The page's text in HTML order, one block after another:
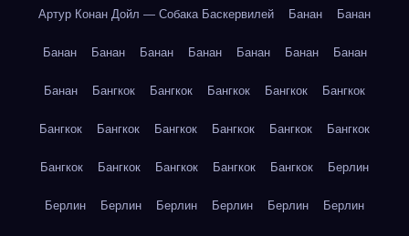
Артур Конан Дойл — Собака Баскервилей Банан Банан
Банан Банан Банан Банан Банан Банан Банан
Банан Бангкок Бангкок Бангкок Бангкок Бангкок
Бангкок Бангкок Бангкок Бангкок Бангкок Бангкок
Бангкок Бангкок Бангкок Бангкок Бангкок Берлин
Берлин Берлин Берлин Берлин Берлин Берлин